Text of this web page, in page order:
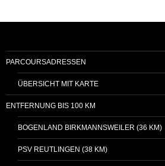
PARCOURSADRESSEN
ÜBERSICHT MIT KARTE
ENTFERNUNG BIS 100 KM
BOGENLAND BIRKMANNSWEILER (36 KM)
PSV REUTLINGEN (38 KM)